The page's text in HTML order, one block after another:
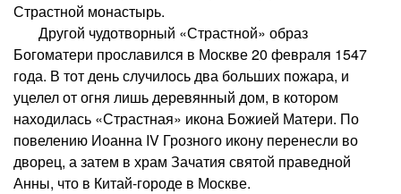
Страстной монастырь.
Другой чудотворный «Страстной» образ
Богоматери прославился в Москве 20 февраля 1547
года. В тот день случилось два больших пожара, и
уцелел от огня лишь деревянный дом, в котором
находилась «Страстная» икона Божией Матери. По
повелению Иоанна IV Грозного икону перенесли во
дворец, а затем в храм Зачатия святой праведной
Анны, что в Китай-городе в Москве.